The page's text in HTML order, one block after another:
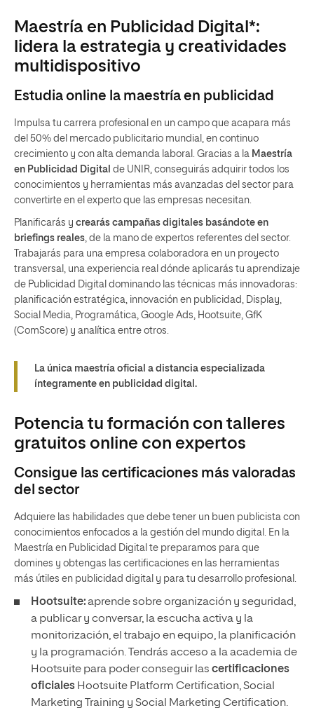
Maestría en Publicidad Digital*:
lidera la estrategia y creatividades
multidispositivo
Estudia online la maestría en publicidad
Impulsa tu carrera profesional en un campo que acapara más
del 50% del mercado publicitario mundial, en continuo
crecimiento y con alta demanda laboral. Gracias a la Maestría
en Publicidad Digital de UNIR, conseguirás adquirir todos los
conocimientos y herramientas más avanzadas del sector para
convertirte en el experto que las empresas necesitan.
Planificarás y crearás campañas digitales basándote en
briefings reales, de la mano de expertos referentes del sector.
Trabajarás para una empresa colaboradora en un proyecto
transversal, una experiencia real dónde aplicarás tu aprendizaje
de Publicidad Digital dominando las técnicas más innovadoras:
planificación estratégica, innovación en publicidad, Display,
Social Media, Programática, Google Ads, Hootsuite, GfK
(ComScore) y analítica entre otros.
La única maestría oficial a distancia especializada
íntegramente en publicidad digital.
Potencia tu formación con talleres
gratuitos online con expertos
Consigue las certificaciones más valoradas
del sector
Adquiere las habilidades que debe tener un buen publicista con
conocimientos enfocados a la gestión del mundo digital. En la
Maestría en Publicidad Digital te preparamos para que
domines y obtengas las certificaciones en las herramientas
más útiles en publicidad digital y para tu desarrollo profesional.
Hootsuite:aprende sobre organización y seguridad,
a publicar y conversar, la escucha activa y la
monitorización, el trabajo en equipo, la planificación
y la programación. Tendrás acceso a la academia de
Hootsuite para poder conseguir las certificaciones
oficiales Hootsuite Platform Certification, Social
Marketing Training y Social Marketing Certification.